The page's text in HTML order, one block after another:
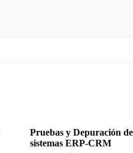
Pruebas y Depuración
sistemas ERP-CRM